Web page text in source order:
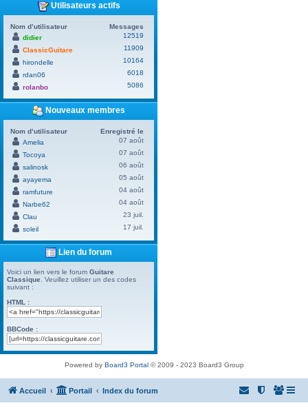
Utilisateurs actifs
Nom d’utilisateur
Messages
didier
12519
ClassicGuitare
11909
hirondelle
10164
rdan06
6018
rolanbo
5086
Nouveaux membres
Nom d’utilisateur
Enregistré le
Amelia
07 août
Tocoya
07 août
salinosk
06 août
ayayema
05 août
ramfuture
04 août
Narbe62
04 août
Clau
23 juil.
soleil
17 juil.
Lien du forum
Voici un lien vers le forum Guitare
Classique . Veuillez utiliser un des codes
suivant :
HTML :
BBCode :
Powered by Board3 Portal© 2009 - 2023 Board3 Group
Accueil Portail Index du forum